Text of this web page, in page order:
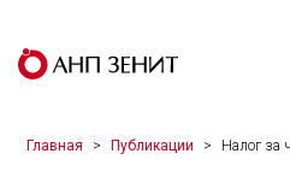
Главная Публикации Налог за